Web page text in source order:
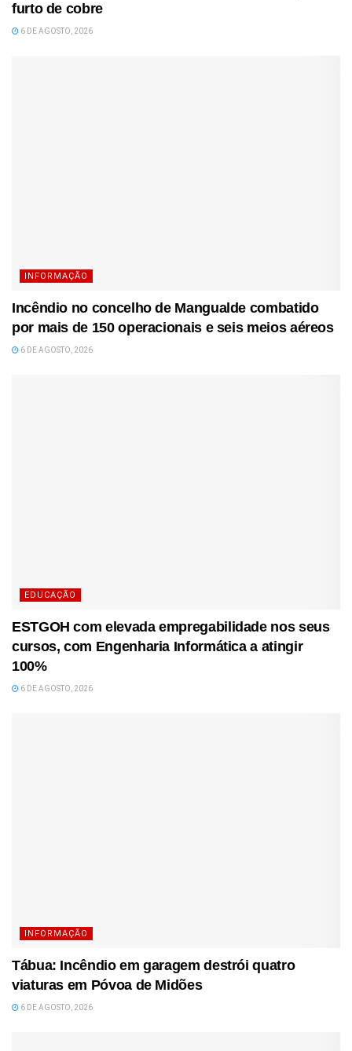
furto de cobre
6 DE AGOSTO, 2026
INFORMAÇÃO
Incêndio no concelho de Mangualde combatido
por mais de 150 operacionais e seis meios aéreos
6 DE AGOSTO, 2026
EDUCAÇÃO
ESTGOH com elevada empregabilidade nos seus
cursos, com Engenharia Informática a atingir
100%
6 DE AGOSTO, 2026
INFORMAÇÃO
Tábua: Incêndio em garagem destrói quatro
viaturas em Póvoa de Midões
6 DE AGOSTO, 2026